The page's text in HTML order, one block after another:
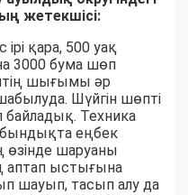
жетекшісі:
қара, 500 уақ
3000 бума шөп
шығымы әр
Шүйгін шөпті
Техника
еңбек
өзінде шаруаны
ыстығына
шауып, тасып алу да